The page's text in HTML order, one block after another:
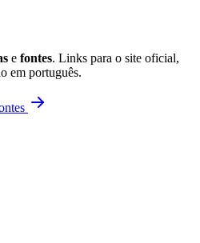
e fontes. Links para o site oficial,
em português.